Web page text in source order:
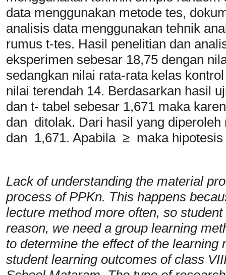
data menggunakan metode tes,
analisis data menggunakan tehnik
rumus t-tes. Hasil penelitian dan
eksperimen sebesar 18,75 dengan
sedangkan nilai rata-rata kelas
nilai terendah 14. Berdasarkan hasil
dan t- tabel sebesar 1,671 maka
dan ditolak. Dari hasil yang
dan 1,671. Apabila ≥ maka hipotesis
Lack of understanding the material
process of PPKn. This happens
lecture method more often, so
reason, we need a group learning
to determine the effect of the
student learning outcomes of class